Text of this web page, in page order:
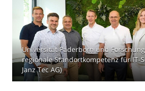
Universität Paderborn und
regionale Standortkompetenz für IT-
Janz Tec AG)